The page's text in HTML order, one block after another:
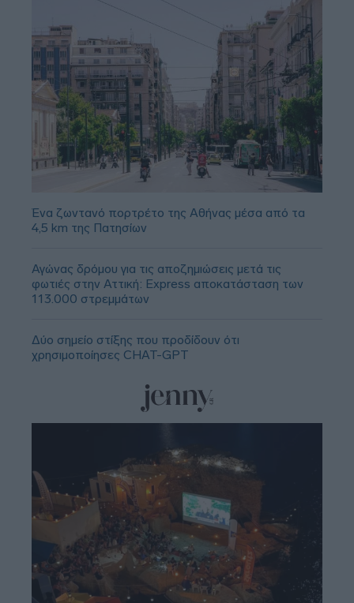
Ένα ζωντανό πορτρέτο της Αθήνας μέσα από τα
4,5 km της Πατησίων
Αγώνας δρόμου για τις αποζημιώσεις μετά τις
φωτιές στην Αττική: Express αποκατάσταση των
113.000 στρεμμάτων
Δύο σημείο στίξης που προδίδουν ότι
χρησιμοποίησες CHAT-GPT